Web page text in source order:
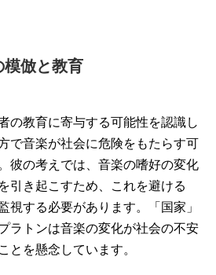
倣と教育
の教育に寄与する可能性を認識し
で音楽が社会に危険をもたらす可
彼の考えでは、音楽の嗜好の変化
引き起こすため、これを避ける
視する必要があります。「国家」
ラトンは音楽の変化が社会の不安
とを懸念しています。